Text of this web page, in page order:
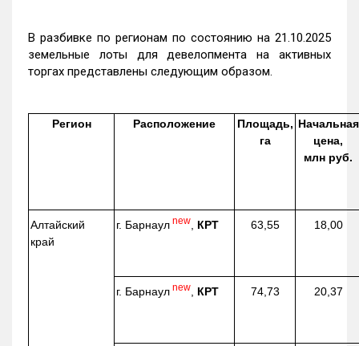
В разбивке по регионам по состоянию на 21.10.2025
земельные лоты для девелопмента на активных
торгах представлены следующим образом.
Регион Расположение
Площадь,
га
Начальная
цена,
млн руб.
Алтайский
край
г. Барнаул new КРТ 63,55 18,00
г. Барнаул new КРТ 74,73 20,37